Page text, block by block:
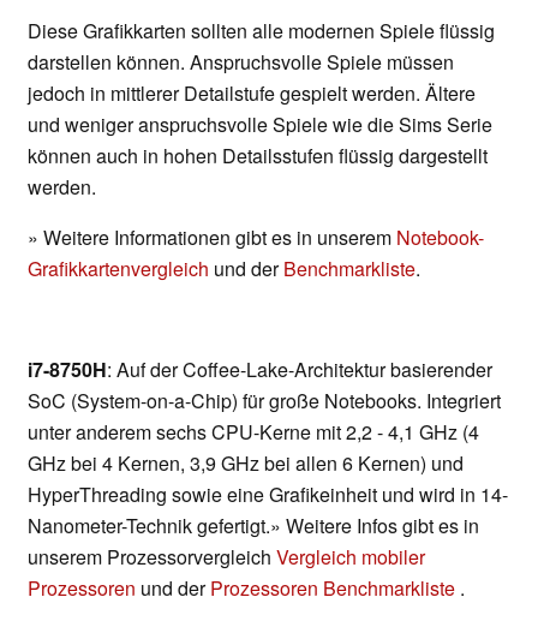
Diese Grafikkarten sollten alle modernen Spiele flüssig
darstellen können. Anspruchsvolle Spiele müssen
jedoch in mittlerer Detailstufe gespielt werden. Ältere
und weniger anspruchsvolle Spiele wie die Sims Serie
können auch in hohen Detailsstufen flüssig dargestellt
werden.
» Weitere Informationen gibt es in unserem Notebook-
Grafikkartenvergleich und derBenchmarkliste.
i7-8750H: Auf der Coffee-Lake-Architektur basierender
SoC (System-on-a-Chip) für große Notebooks. Integriert
unter anderem sechs CPU-Kerne mit 2,2 - 4,1 GHz (4
GHz bei 4 Kernen, 3,9 GHz bei allen 6 Kernen) und
HyperThreading sowie eine Grafikeinheit und wird in 14-
Nanometer-Technik gefertigt.» Weitere Infos gibt es in
unserem Prozessorvergleich Vergleich mobiler
Prozessoren und derProzessoren Benchmarkliste .